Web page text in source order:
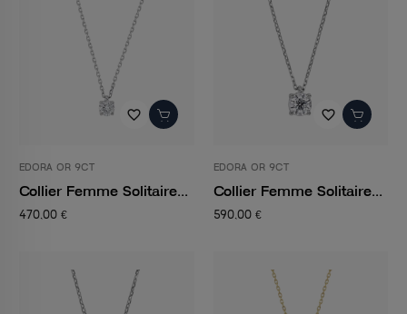
favorite_border
EDORA OR 9CT
Collier Femme Solitaire...
470,00 €
favorite_border
EDORA OR 9CT
Collier Femme Solitaire...
590,00 €